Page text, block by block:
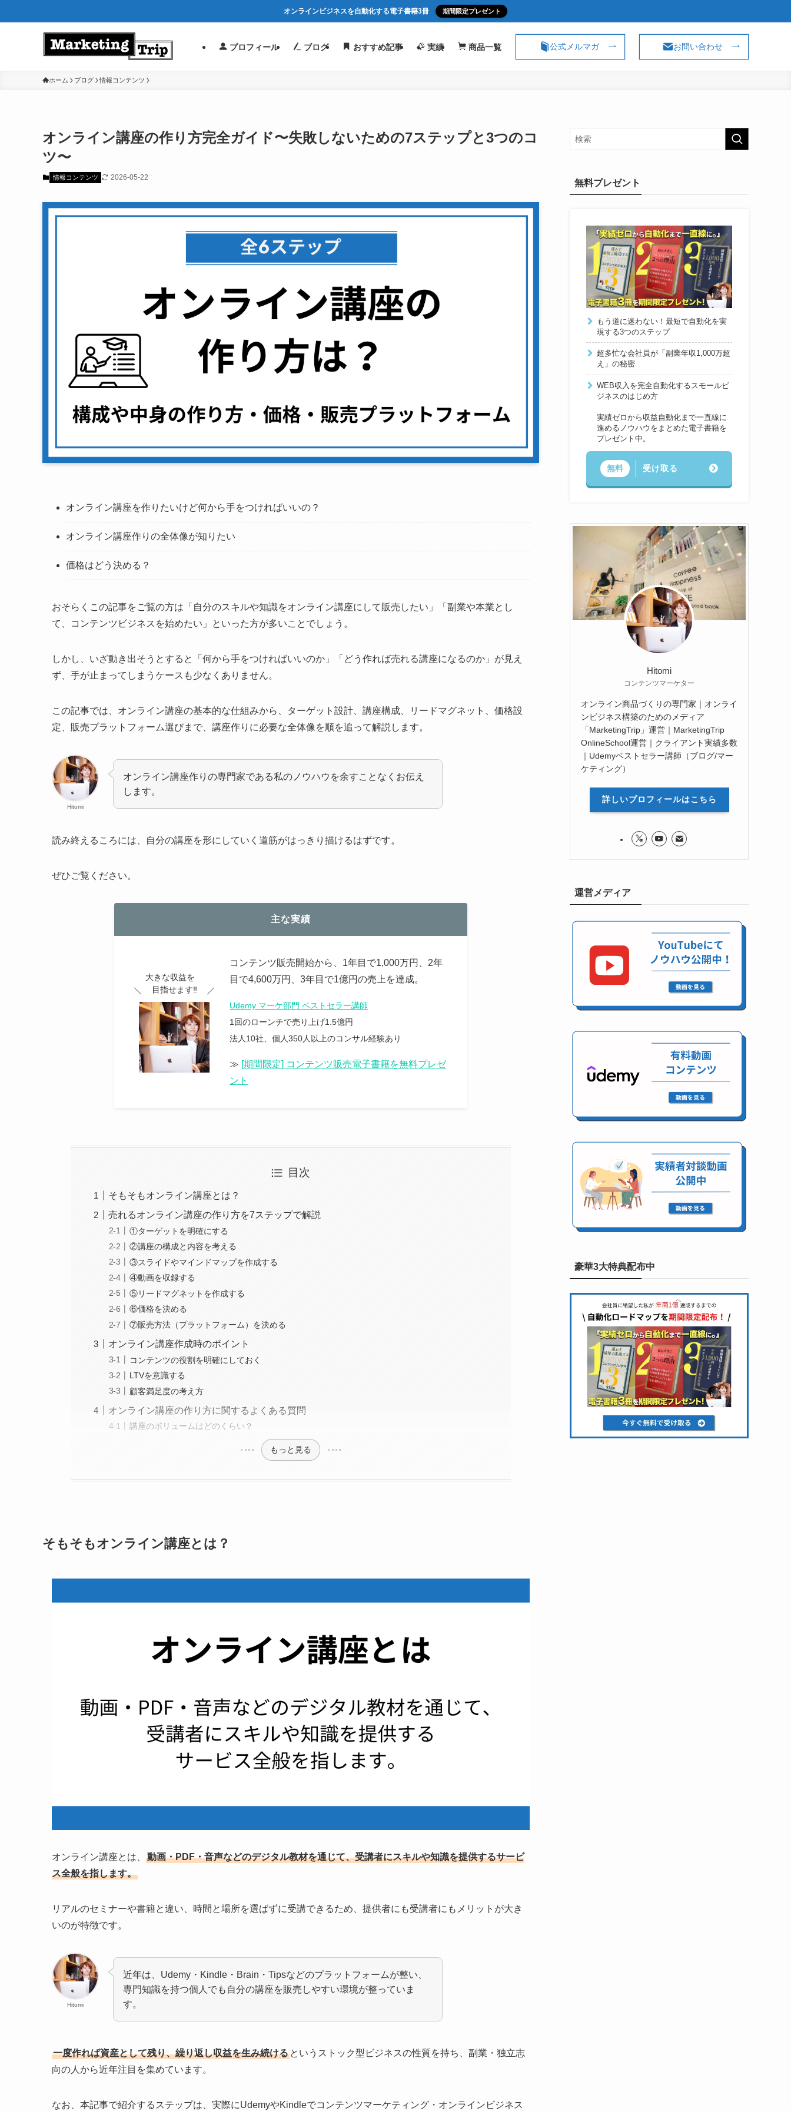
オンラインビジネスを自動化する電子書籍3冊 期間限定プレゼント
プロフィール ブログ おすすめ記事 実績 商品一覧 公式メルマガ お問い合わせ
ホーム ブログ 情報コンテンツ
オンライン講座の作り方完全ガイド〜失敗しないための7ステップと3つのコ
ツ〜
情報コンテンツ 2026-05-22
オンライン講座を作りたいけど何から手をつければいいの？
オンライン講座作りの全体像が知りたい
価格はどう決める？
おそらくこの記事をご覧の方は「自分のスキルや知識をオンライン講座にして販売したい」「副業や本業とし
て、コンテンツビジネスを始めたい」といった方が多いことでしょう。
しかし、いざ動き出そうとすると「何から手をつければいいのか」「どう作れば売れる講座になるのか」が見え
ず、手が止まってしまうケースも少なくありません。
この記事では、オンライン講座の基本的な仕組みから、ターゲット設計、講座構成、リードマグネット、価格設
定、販売プラットフォーム選びまで、講座作りに必要な全体像を順を追って解説します。
Hitomi
オンライン講座作りの専門家である私のノウハウを余すことなくお伝え
します。
読み終えるころには、自分の講座を形にしていく道筋がはっきり描けるはずです。
ぜひご覧ください。
主な実績
コンテンツ販売開始から、1年目で1,000万円、2年
目で4,600万円、3年目で1億円の売上を達成。
Udemy マーケ部門 ベストセラー講師
1回のローンチで売り上げ1.5億円
法人10社、個人350人以上のコンサル経験あり
≫ [期間限定] コンテンツ販売電子書籍を無料プレゼ
ント
大きな収益を
目指せます‼︎
目次
そもそもオンライン講座とは？
売れるオンライン講座の作り方を7ステップで解説
①ターゲットを明確にする
②講座の構成と内容を考える
③スライドやマインドマップを作成する
④動画を収録する
⑤リードマグネットを作成する
⑥価格を決める
⑦販売方法（プラットフォーム）を決める
オンライン講座作成時のポイント
コンテンツの役割を明確にしておく
LTVを意識する
顧客満足度の考え方
オンライン講座の作り方に関するよくある質問
講座のボリュームはどのくらい？
もっと見る
そもそもオンライン講座とは？
オンライン講座とは、
動画・PDF・音声などのデジタル教材を通じて、受講者にスキルや知識を提供するサービ
ス全般を指します。
リアルのセミナーや書籍と違い、時間と場所を選ばずに受講できるため、提供者にも受講者にもメリットが大き
いのが特徴です。
Hitomi
近年は、Udemy・Kindle・Brain・Tipsなどのプラットフォームが整い、
専門知識を持つ個人でも自分の講座を販売しやすい環境が整っていま
す。
一度作れば資産として残り、繰り返し収益を生み続ける というストック型ビジネスの性質を持ち、副業・独立志
向の人から近年注目を集めています。
なお、本記事で紹介するステップは、実際にUdemyやKindleでコンテンツマーケティング・オンラインビジネス
無料プレゼント
もう道に迷わない！最短で自動化を実
現する3つのステップ
超多忙な会社員が「副業年収1,000万超
え」の秘密
WEB収入を完全自動化するスモールビ
ジネスのはじめ方
実績ゼロから収益自動化まで一直線に
進めるノウハウをまとめた電子書籍を
プレゼント中。
無料 受け取る
Hitomi
コンテンツマーケター
オンライン商品づくりの専門家｜オンライ
ンビジネス構築のためのメディア
「MarketingTrip」運営｜MarketingTrip
OnlineSchool運営｜クライアント実績多数
｜Udemyベストセラー講師（ブログ/マー
ケティング）
詳しいプロフィールはこちら
運営メディア
豪華3大特典配布中